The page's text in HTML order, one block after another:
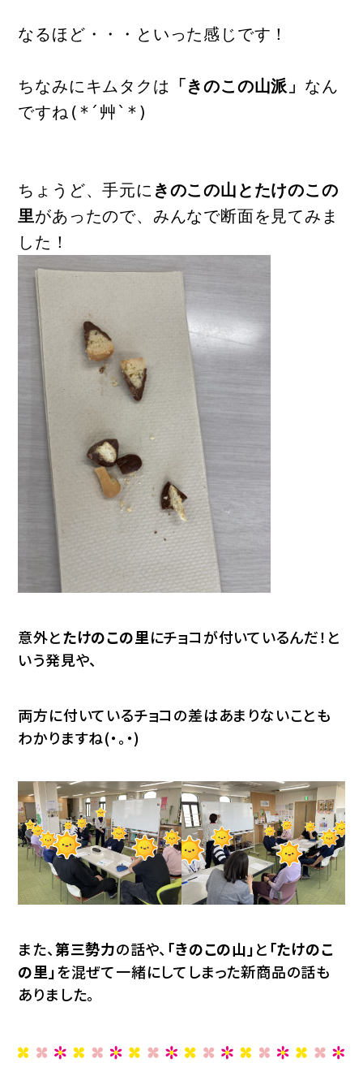
なるほど・・・といった感じです！
ちなみにキムタクは 「きのこの山派」 なん
ですね(*´艸`*)
ちょうど、手元に きのこの山とたけのこの
里があったので、みんなで断面を見てみま
した！
意外とたけのこの里にチョコが付いているんだ！と
いう発見や、
両方に付いているチョコの差はあまりないことも
わかりますね(・。・)
また、第三勢力の話や、 「きのこの山」と「たけのこ
の里」を混ぜて一緒にしてしまった新商品の話も
ありました。